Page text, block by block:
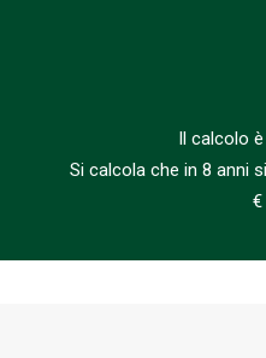
Il calcolo
Si calcola che in 8 anni
€